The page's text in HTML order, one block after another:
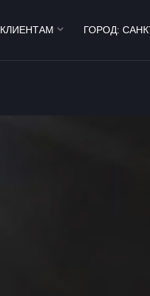
КЛИЕНТАМ ГОРОД: